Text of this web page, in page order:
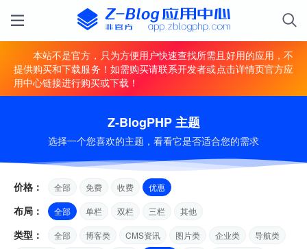
本站不是官方，只为方便用户快速查找所需且好用的应用，不
提供购买和下载服务！如需购买请联系开发者或点击详情页官方应
用中心链接进行购买或下载！
Z-BlogPHP 主题
选择一个您喜欢的主题，看看它是否适合您的需求
价格： 全部 免费 收费 优惠
布局： 全部 单栏 双栏 三栏 其他
类型： 全部 博客类 CMS资讯 图片类 企业类
导航类